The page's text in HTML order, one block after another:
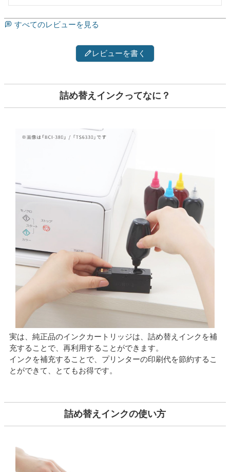
すべてのレビューを見る
レビューを書く
詰め替えインクってなに？
実は、純正品のインクカートリッジは、詰め替えインクを補
充することで、再利用することができます。
インクを補充することで、プリンターの印刷代を節約するこ
とができて、とてもお得です。
詰め替えインクの使い方